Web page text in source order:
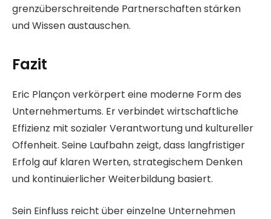
grenzüberschreitende Partnerschaften stärken
und Wissen austauschen.
Fazit
Eric Plançon verkörpert eine moderne Form des
Unternehmertums. Er verbindet wirtschaftliche
Effizienz mit sozialer Verantwortung und kultureller
Offenheit. Seine Laufbahn zeigt, dass langfristiger
Erfolg auf klaren Werten, strategischem Denken
und kontinuierlicher Weiterbildung basiert.
Sein Einfluss reicht über einzelne Unternehmen